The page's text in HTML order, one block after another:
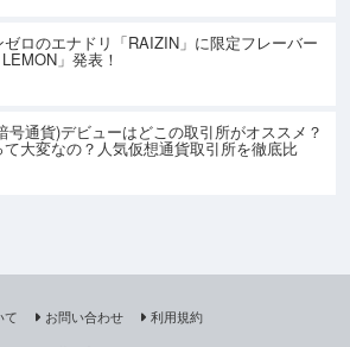
ゼロのエナドリ「RAIZIN」に限定フレーバー
」発表！
号通貨)デビューはどこの取引所がオススメ？
て大変なの？人気仮想通貨取引所を徹底比
て お問い合わせ
利用規約